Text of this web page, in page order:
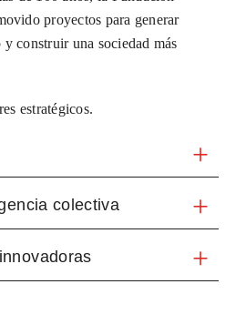
proyectos para generar
construir una sociedad más
estratégicos.
colectiva